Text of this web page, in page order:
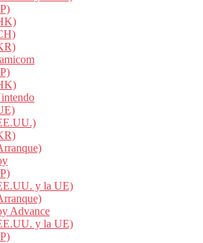
y la UE)
Advance
y la UE)